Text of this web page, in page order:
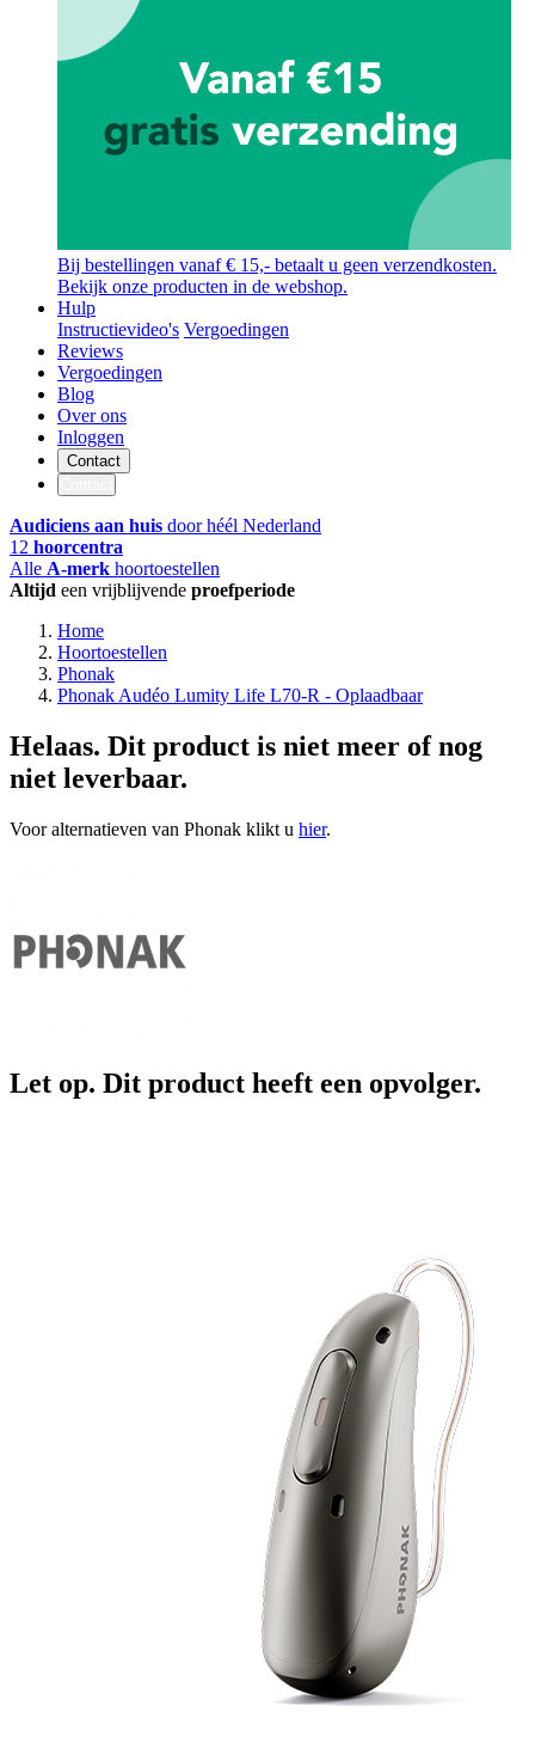
Bij bestellingen vanaf € 15,- betaalt u geen verzendkosten.
Bekijk onze producten in de webshop.
Hulp
Instructievideo's Vergoedingen
Reviews
Vergoedingen
Blog
Over ons
Inloggen
Contact
Audiciens aan huis door héél Nederland
12 hoorcentra
Alle A-merk hoortoestellen
Altijd een vrijblijvende proefperiode
Home
Hoortoestellen
Phonak
Phonak Audéo Lumity Life L70-R - Oplaadbaar
Helaas. Dit product is niet meer of nog
niet leverbaar.
Voor alternatieven van Phonak klikt u hier.
Let op. Dit product heeft een opvolger.